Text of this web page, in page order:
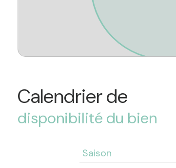
Calendrier de
disponibilité du bien
Saison